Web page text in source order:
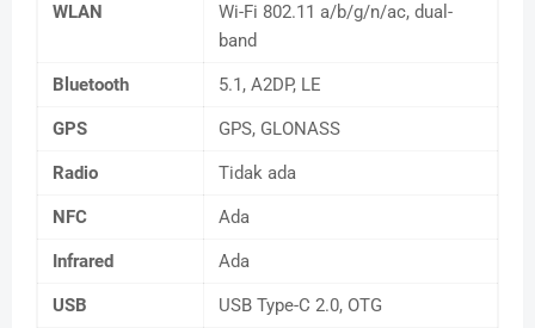
WLAN
Wi-Fi 802.11 a/b/g/n/ac, dual-
band
Bluetooth 5.1, A2DP, LE
GPS GPS, GLONASS
Radio Tidak ada
NFC Ada
Infrared Ada
USB USB Type-C 2.0, OTG